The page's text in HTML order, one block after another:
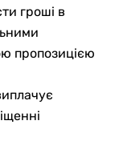
гроші в
пропозицією